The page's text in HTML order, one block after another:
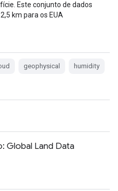
Este conjunto de dados
km para os EUA
geophysical humidity
Global Land Data